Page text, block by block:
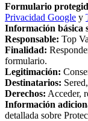
Formulario
Privacidad Google y
Información básica
Responsable: Top
Finalidad:
formulario.
Legitimación:
Destinatarios:
Derechos: Acceder,
Información
detallada sobre